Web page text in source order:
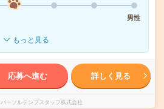
男性
もっと見る
応募へ進む 詳しく見る
パーソルテンプスタッフ株式会社